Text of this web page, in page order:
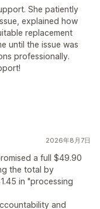
She patiently
explained how
replacement
until the issue was
professionally.
2026年8月7日
a full $49.90
the total by
in "processing
and